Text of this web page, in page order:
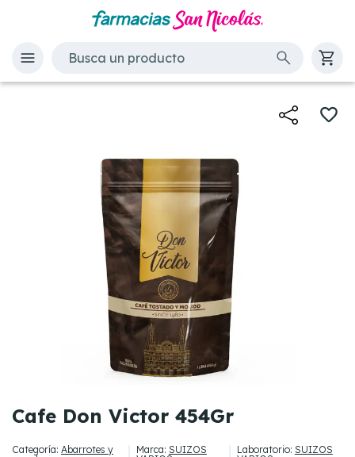
Cafe Don Victor 454Gr
Categoría: Abarrotes y
Marca: SUIZOS
Laboratorio: SUIZOS